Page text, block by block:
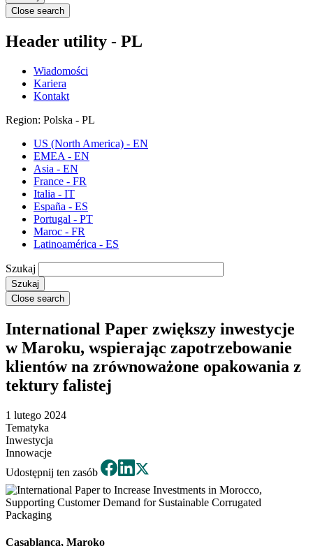
Close search
Header utility - PL
Wiadomości
Kariera
Kontakt
Region: Polska - PL
US (North America) - EN
EMEA - EN
Asia - EN
France - FR
Italia - IT
España - ES
Portugal - PT
Maroc - FR
Latinoamérica - ES
Szukaj
Close search
International Paper zwiększy inwestycje
w Maroku, wspierając zapotrzebowanie
klientów na zrównoważone opakowania z
tektury falistej
1 lutego 2024
Tematyka
Inwestycja
Innowacje
Udostępnij ten zasób
Casablanca, Maroko